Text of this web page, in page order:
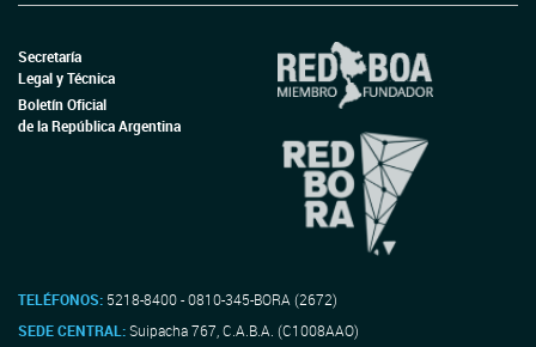
Secretaría
Legal y Técnica
Boletín Oficial
de la República Argentina
TELÉFONOS: 5218-8400 - 0810-345-BORA (2672)
SEDE CENTRAL:Suipacha 767, C.A.B.A. (C1008AAO)